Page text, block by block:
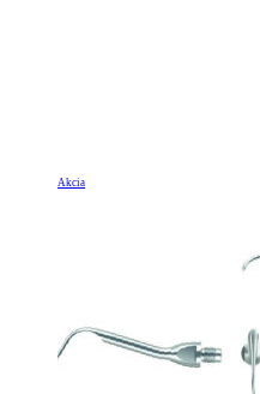
Akcia